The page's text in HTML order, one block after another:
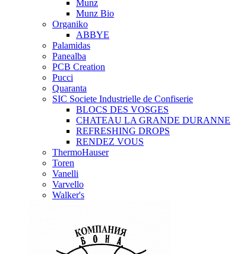
Munz
Munz Bio
Organiko
ABBYE
Palamidas
Panealba
PCB Creation
Pucci
Quaranta
SIC Societe Industrielle de Confiserie
BLOCS DES VOSGES
CHATEAU LA GRANDE DURANNE
REFRESHING DROPS
RENDEZ VOUS
ThermoHauser
Toren
Vanelli
Varvello
Walker's